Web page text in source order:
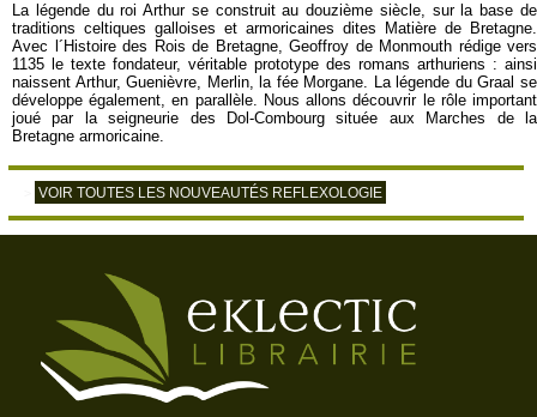
La légende du roi Arthur se construit au douzième siècle, sur la base de
traditions celtiques galloises et armoricaines dites Matière de Bretagne.
Avec l´Histoire des Rois de Bretagne, Geoffroy de Monmouth rédige vers
1135 le texte fondateur, véritable prototype des romans arthuriens : ainsi
naissent Arthur, Guenièvre, Merlin, la fée Morgane. La légende du Graal se
développe également, en parallèle. Nous allons découvrir le rôle important
joué par la seigneurie des Dol-Combourg située aux Marches de la
Bretagne armoricaine.
VOIR TOUTES LES NOUVEAUTÉS REFLEXOLOGIE